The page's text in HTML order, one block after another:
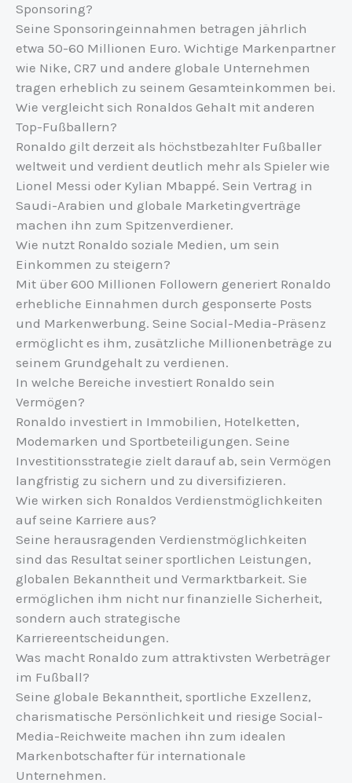
Sponsoring?
Seine Sponsoringeinnahmen betragen jährlich
etwa 50-60 Millionen Euro. Wichtige Markenpartner
wie Nike, CR7 und andere globale Unternehmen
tragen erheblich zu seinem Gesamteinkommen bei.
Wie vergleicht sich Ronaldos Gehalt mit anderen
Top-Fußballern?
Ronaldo gilt derzeit als höchstbezahlter Fußballer
weltweit und verdient deutlich mehr als Spieler wie
Lionel Messi oder Kylian Mbappé. Sein Vertrag in
Saudi-Arabien und globale Marketingverträge
machen ihn zum Spitzenverdiener.
Wie nutzt Ronaldo soziale Medien, um sein
Einkommen zu steigern?
Mit über 600 Millionen Followern generiert Ronaldo
erhebliche Einnahmen durch gesponserte Posts
und Markenwerbung. Seine Social-Media-Präsenz
ermöglicht es ihm, zusätzliche Millionenbeträge zu
seinem Grundgehalt zu verdienen.
In welche Bereiche investiert Ronaldo sein
Vermögen?
Ronaldo investiert in Immobilien, Hotelketten,
Modemarken und Sportbeteiligungen. Seine
Investitionsstrategie zielt darauf ab, sein Vermögen
langfristig zu sichern und zu diversifizieren.
Wie wirken sich Ronaldos Verdienstmöglichkeiten
auf seine Karriere aus?
Seine herausragenden Verdienstmöglichkeiten
sind das Resultat seiner sportlichen Leistungen,
globalen Bekanntheit und Vermarktbarkeit. Sie
ermöglichen ihm nicht nur finanzielle Sicherheit,
sondern auch strategische
Karriereentscheidungen.
Was macht Ronaldo zum attraktivsten Werbeträger
im Fußball?
Seine globale Bekanntheit, sportliche Exzellenz,
charismatische Persönlichkeit und riesige Social-
Media-Reichweite machen ihn zum idealen
Markenbotschafter für internationale
Unternehmen.